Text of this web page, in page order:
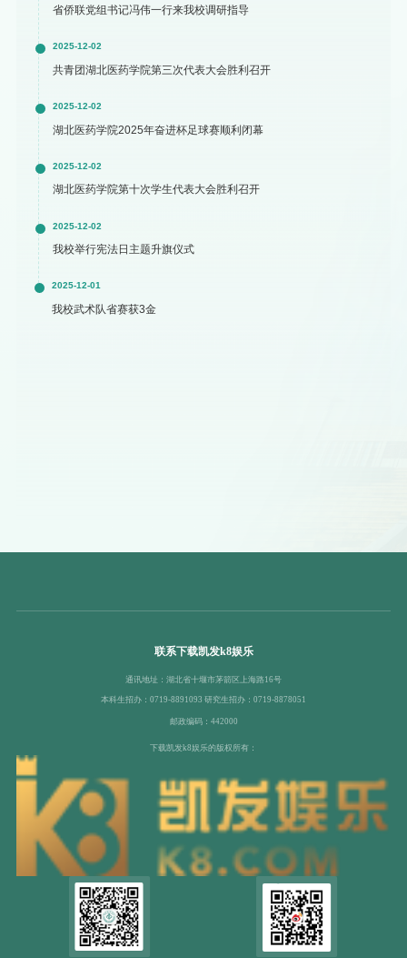
省侨联党组书记冯伟一行来我校调研指导
2025-12-02
共青团湖北医药学院第三次代表大会胜利召开
2025-12-02
湖北医药学院2025年奋进杯足球赛顺利闭幕
2025-12-02
湖北医药学院第十次学生代表大会胜利召开
2025-12-02
我校举行宪法日主题升旗仪式
2025-12-01
我校武术队省赛获3金
联系下载凯发k8娱乐
通讯地址：湖北省十堰市茅箭区上海路16号
本科生招办：0719-8891093 研究生招办：0719-8878051
邮政编码：442000
下载凯发k8娱乐的版权所有：